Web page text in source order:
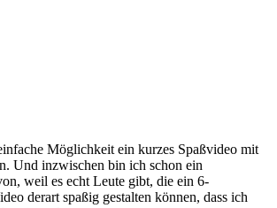
Möglichkeit ein kurzes Spaßvideo mit
Und inzwischen bin ich schon ein
weil es echt Leute gibt, die ein 6-
derart spaßig gestalten können, dass ich